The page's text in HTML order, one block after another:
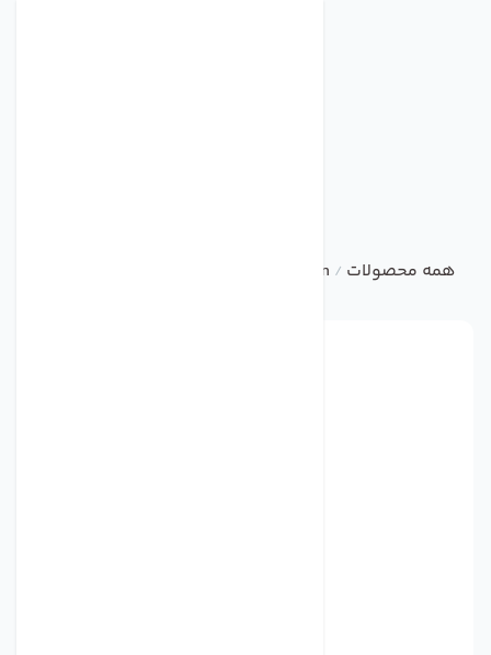
همه محصولات /
ebm